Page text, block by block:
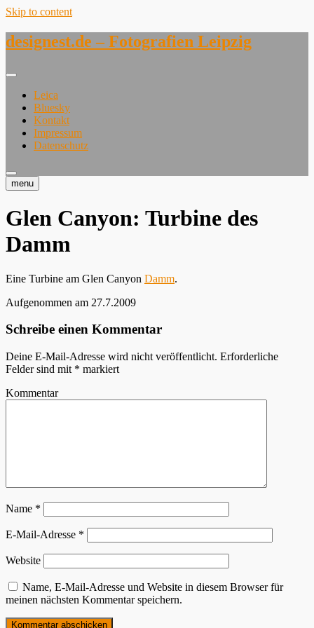
Skip to content
designest.de – Fotografien Leipzig
Leica
Bluesky
Kontakt
Impressum
Datenschutz
menu
Glen Canyon: Turbine des
Damm
Eine Turbine am Glen Canyon Damm.
Aufgenommen am 27.7.2009
Schreibe einen Kommentar
Deine E-Mail-Adresse wird nicht veröffentlicht. Erforderliche
Felder sind mit * markiert
Kommentar
Name *
E-Mail-Adresse *
Website
Name, E-Mail-Adresse und Website in diesem Browser für
meinen nächsten Kommentar speichern.